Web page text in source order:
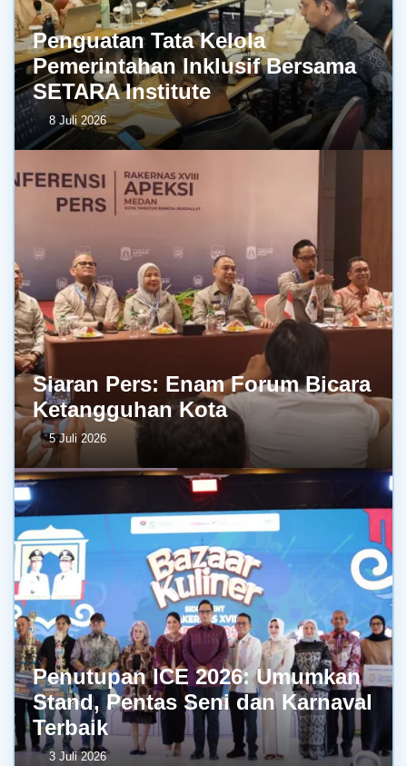
Penguatan Tata Kelola
Pemerintahan Inklusif Bersama
SETARA Institute
8 Juli 2026
Siaran Pers: Enam Forum Bicara
Ketangguhan Kota
5 Juli 2026
Penutupan ICE 2026: Umumkan
Stand, Pentas Seni dan Karnaval
Terbaik
3 Juli 2026